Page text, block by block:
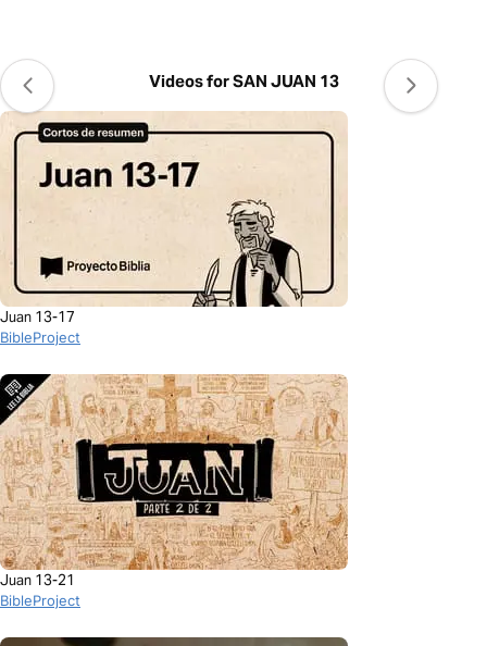
Videos for SAN JUAN 13
Juan 13-17
BibleProject
Juan 13-21
BibleProject